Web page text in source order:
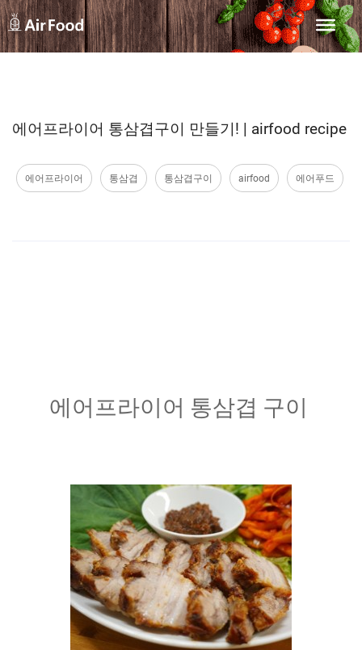
에어프라이어 통삼겹구이 만들기! | airfood recipe
에어프라이어 통삼겹 통삼겹구이 airfood 에어푸드
에어프라이어 통삼겹 구이